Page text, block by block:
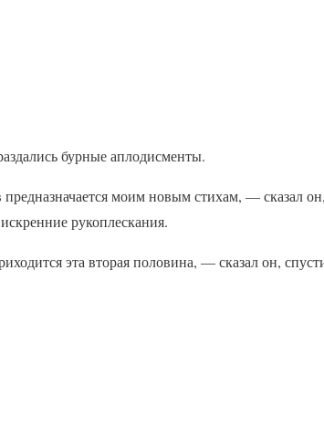
бурные аплодисменты.
моим новым стихам, — сказал
рукоплескания.
эта вторая половина, — сказал он,